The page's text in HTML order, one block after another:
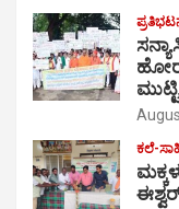
ಕಲೆ-